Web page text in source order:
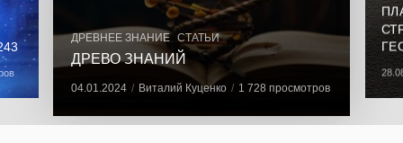
ДРЕВНЕЕ ЗНАНИЕ, СТАТЬИ
ДРЕВО ЗНАНИЙ
04.01.2024 Виталий Куценко 1 728 просмотров